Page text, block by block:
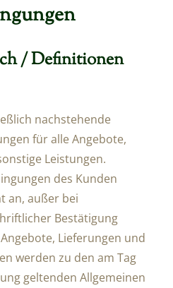
/ Definitionen
nachstehende
für alle Angebote,
Leistungen.
des Kunden
an, außer bei
Bestätigung
Lieferungen und
werden zu den am Tag
geltenden Allgemeinen